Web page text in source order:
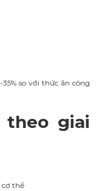
so với thức ăn công
giai
cơ thể